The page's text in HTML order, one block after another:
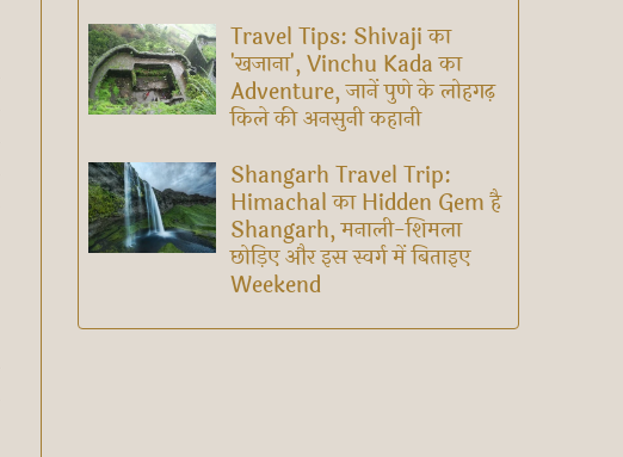
Travel Tips: Shivaji का
'खजाना', Vinchu Kada का
Adventure, जानें पुणे के लोहगढ़
किले की अनसुनी कहानी
Shangarh Travel Trip:
Himachal का Hidden Gem है
Shangarh, मनाली-शिमला
छोड़िए और इस स्वर्ग में बिताइए
Weekend